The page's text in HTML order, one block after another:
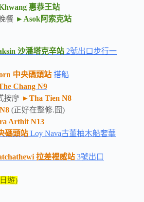
惠恭王站
餐 ►Asok阿索克站
沙潘塔克辛站 2號出口步行一
中央碼頭站 搭船
Chang N9
按摩 ►Tha Tien N8
(正好在整修.囧)
Arthit N13
碼頭站 Loy Nava古董柚木船奢華
拉差裡威站 3號出口
遊)